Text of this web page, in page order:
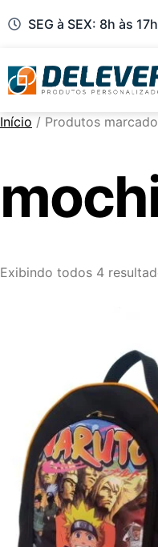
SEG à SEX: 8h às 17h
Início / Produtos
Exibindo todos 4